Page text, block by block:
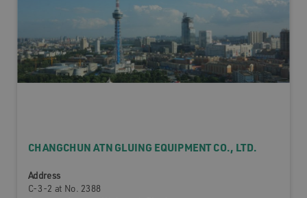
CHANGCHUN ATN GLUING EQUIPMENT CO., LTD.
Address
C-3-2 at No. 2388